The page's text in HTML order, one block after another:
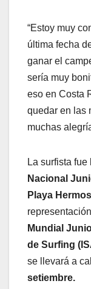
“Estoy muy
última fecha
ganar el
sería muy
eso en Costa
quedar en las
muchas
La surfista
Nacional
Playa
Mundial
de Surfing
se llevará a
setiembre.